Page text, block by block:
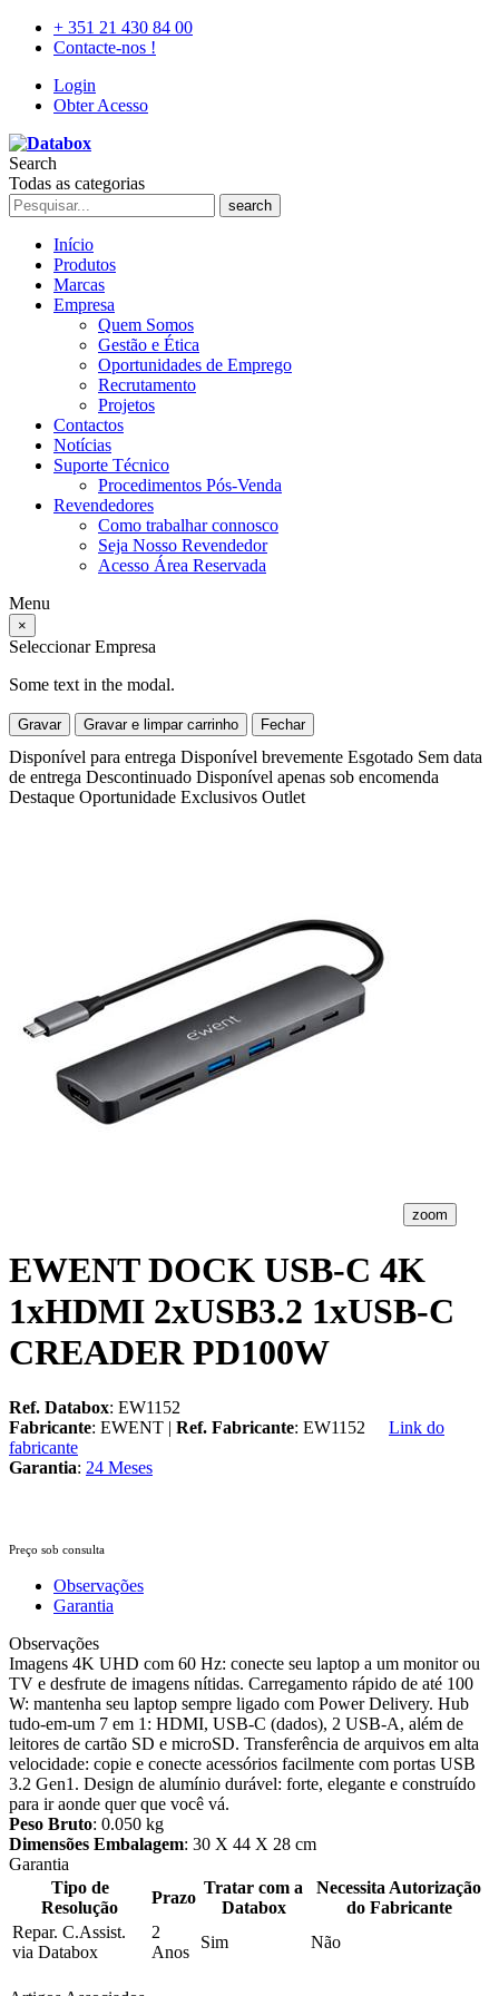
+ 351 21 430 84 00
Contacte-nos !
Login
Obter Acesso
Search
Todas as categorias
search
Início
Produtos
Marcas
Empresa
Quem Somos
Gestão e Ética
Oportunidades de Emprego
Recrutamento
Projetos
Contactos
Notícias
Suporte Técnico
Procedimentos Pós-Venda
Revendedores
Como trabalhar connosco
Seja Nosso Revendedor
Acesso Área Reservada
Menu
×
Seleccionar Empresa
Some text in the modal.
Gravar Gravar e limpar carrinho Fechar
Disponível para entrega Disponível brevemente Esgotado Sem data
de entrega Descontinuado Disponível apenas sob encomenda
Destaque Oportunidade Exclusivos Outlet
zoom
EWENT DOCK USB-C 4K
1xHDMI 2xUSB3.2 1xUSB-C
CREADER PD100W
Ref. Databox: EW1152
Fabricante: EWENT | Ref. Fabricante: EW1152
Link do
fabricante
Garantia: 24 Meses
Preço sob consulta
Observações
Garantia
Observações
Imagens 4K UHD com 60 Hz: conecte seu laptop a um monitor ou
TV e desfrute de imagens nítidas. Carregamento rápido de até 100
W: mantenha seu laptop sempre ligado com Power Delivery. Hub
tudo-em-um 7 em 1: HDMI, USB-C (dados), 2 USB-A, além de
leitores de cartão SD e microSD. Transferência de arquivos em alta
velocidade: copie e conecte acessórios facilmente com portas USB
3.2 Gen1. Design de alumínio durável: forte, elegante e construído
para ir aonde quer que você vá.
Peso Bruto: 0.050 kg
Dimensões Embalagem: 30 X 44 X 28 cm
Garantia
Tipo de
Resolução
Prazo
Tratar com a
Databox
Necessita Autorização
do Fabricante
Repar. C.Assist.
via Databox
2
Anos
Sim Não